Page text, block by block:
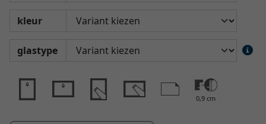
kleur
glastype
0,9 cm